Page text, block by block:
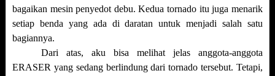
bagaikan mesin penyedot debu. Kedua tornado itu juga menarik
setiap benda yang ada di daratan untuk menjadi salah satu
bagiannya.
Dari atas, aku bisa melihat jelas anggota-anggota
ERASER yang sedang berlindung dari tornado tersebut. Tetapi,